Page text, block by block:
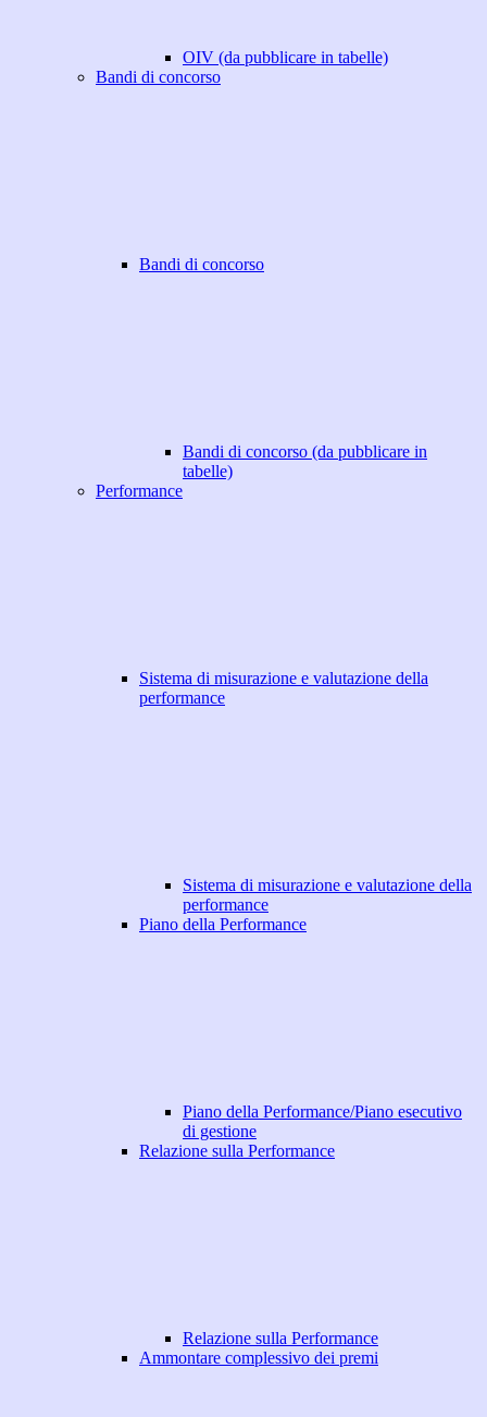
OIV (da pubblicare in tabelle)
Bandi di concorso
Bandi di concorso
Bandi di concorso (da pubblicare in
tabelle)
Performance
Sistema di misurazione e valutazione della
performance
Sistema di misurazione e valutazione della
performance
Piano della Performance
Piano della Performance/Piano esecutivo
di gestione
Relazione sulla Performance
Relazione sulla Performance
Ammontare complessivo dei premi